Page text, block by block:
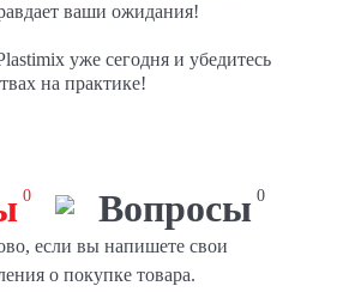
ваши ожидания!
уже сегодня и убедитесь
на практике!
0 Вопросы 0
если вы напишете свои
о покупке товара.